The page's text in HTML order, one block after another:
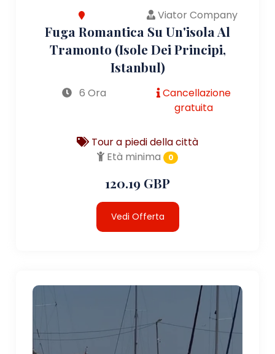
Viator Company
Fuga Romantica Su Un'isola Al
Tramonto (Isole Dei Principi,
Istanbul)
6 Ora
Cancellazione
gratuita
Tour a piedi della città
Età minima
0
120.19 GBP
Vedi Offerta